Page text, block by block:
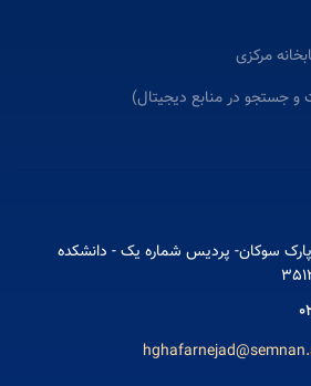
مرکزی
و جستجو در منابع دیجیتال)
سوکان- پردیس شماره یک - دانشکده